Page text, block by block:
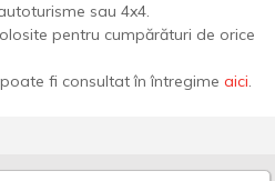
sau 4x4.
pentru cumpărături de orice
fi consultat în întregimeaici.